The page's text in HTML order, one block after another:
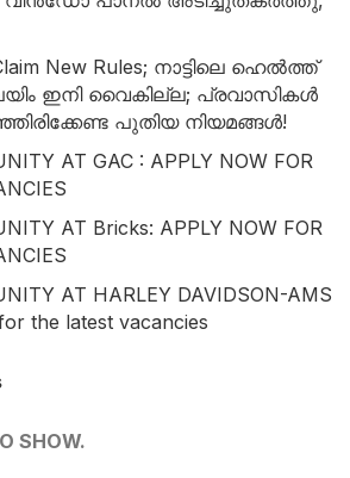
New Rules; നാട്ടിലെ ഹെൽത്ത്
ഇനി വൈകില്ല; പ്രവാസികൾ
പുതിയ നിയമങ്ങൾ!
AT GAC : APPLY NOW FOR
AT Bricks: APPLY NOW FOR
AT HARLEY DAVIDSON-AMS
the latest vacancies
SHOW.